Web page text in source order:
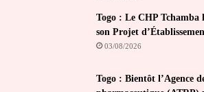
Togo : Le CHP Tchamba
son Projet
03/08/2026
Togo : Bientôt l’Agence